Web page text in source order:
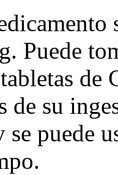
Puede
de
de su
se puede